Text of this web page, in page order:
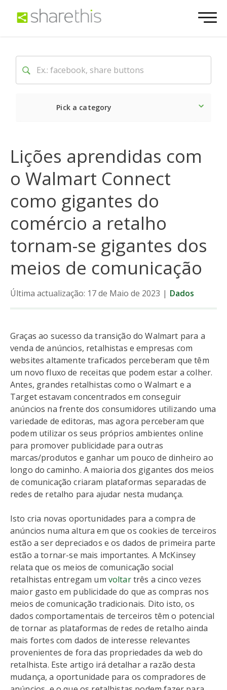
Pick a category
Lições aprendidas com
o Walmart Connect
como gigantes do
comércio a retalho
tornam-se gigantes dos
meios de comunicação
Última actualização: 17 de Maio de 2023 | Dados
Graças ao sucesso da transição do Walmart para a
venda de anúncios, retalhistas e empresas com
websites altamente traficados perceberam que têm
um novo fluxo de receitas que podem estar a colher.
Antes, grandes retalhistas como o Walmart e a
Target estavam concentrados em conseguir
anúncios na frente dos consumidores utilizando uma
variedade de editoras, mas agora perceberam que
podem utilizar os seus próprios ambientes online
para promover publicidade para outras
marcas/produtos e ganhar um pouco de dinheiro ao
longo do caminho. A maioria dos gigantes dos meios
de comunicação criaram plataformas separadas de
redes de retalho para ajudar nesta mudança.
Isto cria novas oportunidades para a compra de
anúncios numa altura em que os cookies de terceiros
estão a ser depreciados e os dados de primeira parte
estão a tornar-se mais importantes. A McKinsey
relata que os meios de comunicação social
retalhistas entregam um voltartrês a cinco vezes
maior gasto em publicidade do que as compras nos
meios de comunicação tradicionais. Dito isto, os
dados comportamentais de terceiros têm o potencial
de tornar as plataformas de redes de retalho ainda
mais fortes com dados de interesse relevantes
provenientes de fora das propriedades da web do
retalhista. Este artigo irá detalhar a razão desta
mudança, a oportunidade para os compradores de